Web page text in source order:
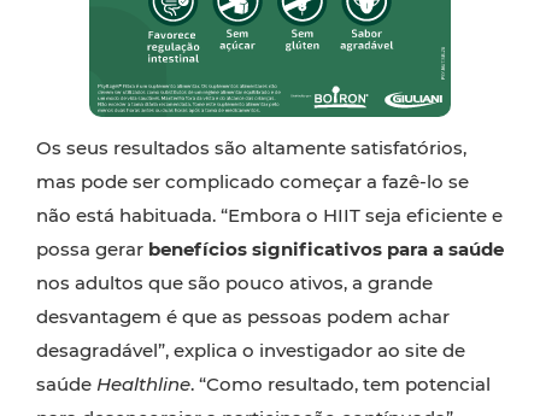
Os seus resultados são altamente satisfatórios,
mas pode ser complicado começar a fazê-lo se
não está habituada. “Embora o HIIT seja eficiente e
possa gerar benefícios significativos para a saúde
nos adultos que são pouco ativos, a grande
desvantagem é que as pessoas podem achar
desagradável”, explica o investigador ao site de
saúde Healthline. “Como resultado, tem potencial